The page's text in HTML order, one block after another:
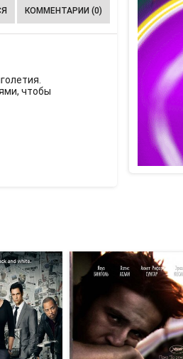
КОММЕНТАРИИ (0)
чтобы